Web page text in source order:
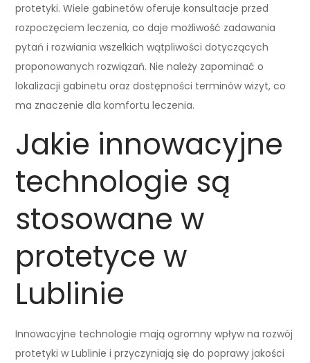
protetyki. Wiele gabinetów oferuje konsultacje przed
rozpoczęciem leczenia, co daje możliwość zadawania
pytań i rozwiania wszelkich wątpliwości dotyczących
proponowanych rozwiązań. Nie należy zapominać o
lokalizacji gabinetu oraz dostępności terminów wizyt, co
ma znaczenie dla komfortu leczenia.
Jakie innowacyjne
technologie są
stosowane w
protetyce w
Lublinie
Innowacyjne technologie mają ogromny wpływ na rozwój
protetyki w Lublinie i przyczyniają się do poprawy jakości